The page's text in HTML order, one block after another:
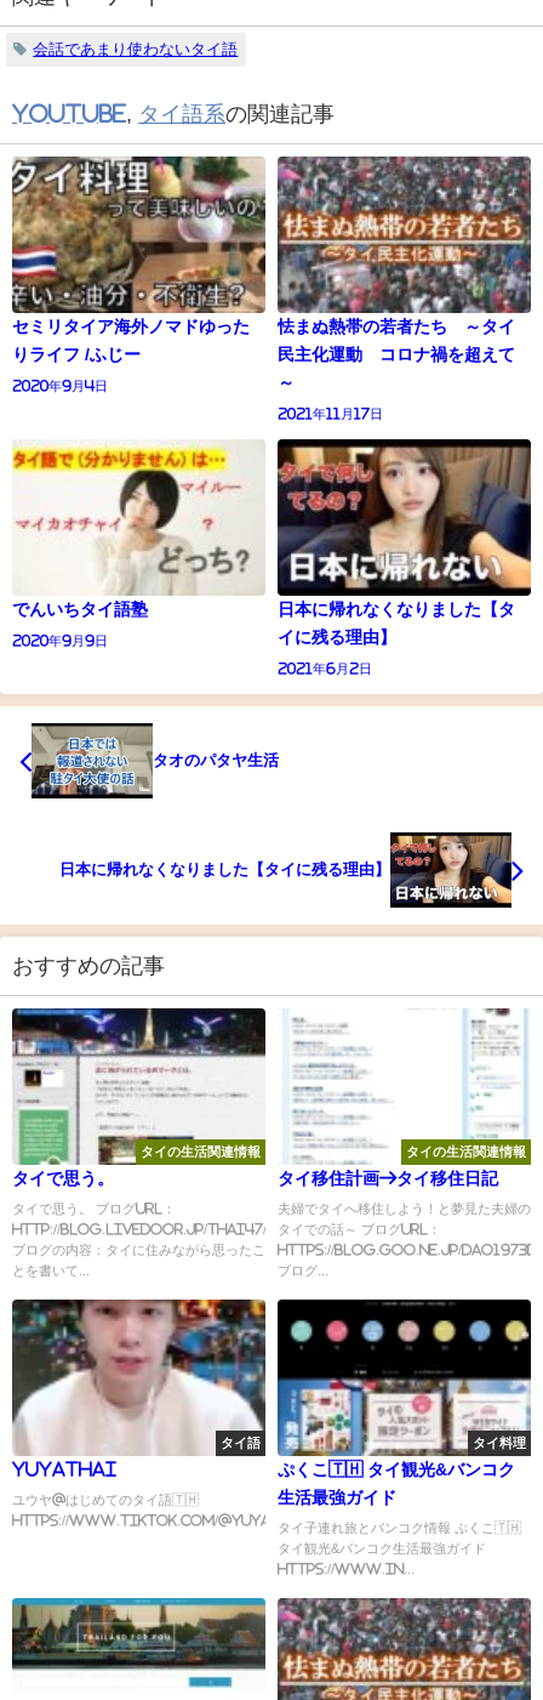
会話であまり使わないタイ語
YouTube, タイ語系の関連記事
セミリタイア海外ノマドゆった
りライフ /ふじー
2020年9月4日
怯まぬ熱帯の若者たち ～タイ
民主化運動 コロナ禍を超えて
～
2021年11月17日
でんいちタイ語塾
2020年9月9日
日本に帰れなくなりました【タ
イに残る理由】
2021年6月2日
タオのパタヤ生活
日本に帰れなくなりました【タイに残る理由】
おすすめの記事
タイの生活関連情報
タイで思う。
タイで思う。 ブログURL：
http://blog.livedoor.jp/thai47/
ブログの内容：タイに住みながら思ったこ
とを書いて...
タイの生活関連情報
タイ移住計画→タイ移住日記
夫婦でタイへ移住しよう！と夢見た夫婦の
タイでの話～ ブログURL：
https://blog.goo.ne.jp/
ブログ...
タイ語
yuyathai
ユウヤ@はじめてのタイ語🇹🇭
https://www.tiktok.com/@yuyathai/video/...
タイ料理
ぷくこ🇹🇭 タイ観光&バンコク
生活最強ガイド
タイ子連れ旅とバンコク情報 ぷくこ🇹🇭
タイ観光&バンコク生活最強ガイド
https://www.in...